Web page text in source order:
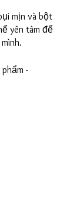
mịn và bột
yên tâm để